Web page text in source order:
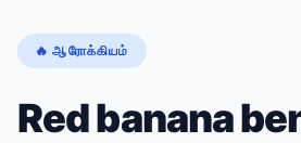
🔥 ஆரோக்கியம்
Red banana